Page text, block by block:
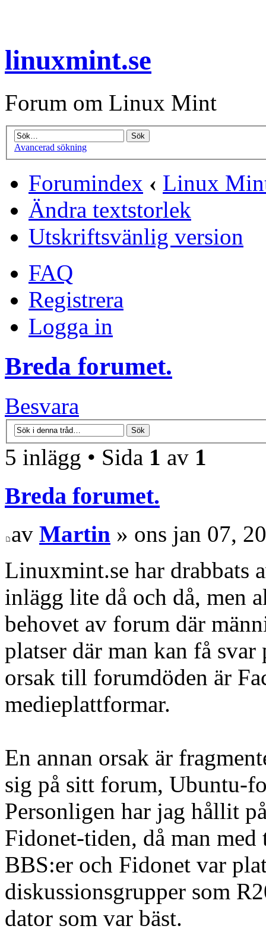
linuxmint.se
Forum om Linux Mint
Avancerad sökning
Forumindex ‹ Linux
Ändra textstorlek
Utskriftsvänlig version
FAQ
Registrera
Logga in
Breda forumet.
Besvara
5 inlägg • Sida 1 av 1
Breda forumet.
av Martin » ons jan 07,
Linuxmint.se har drabbats
inlägg lite då och då, men
behovet av forum där
platser där man kan få
orsak till forumdöden är
medieplattformar.
En annan orsak är
sig på sitt forum, Ubuntu-
Personligen har jag hållit
Fidonet-tiden, då man
BBS:er och Fidonet var
diskussionsgrupper som
dator som var bäst.